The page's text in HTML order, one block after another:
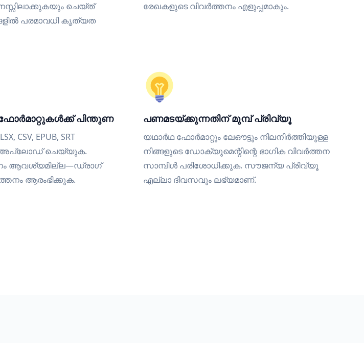
ചെയ്ത്
പരമാവധി കൃത്യത
രേഖകളുടെ വിവർത്തനം എളുപ്പമാകും.
പിന്തുണ
CSV, EPUB, SRT
അപ്‌ലോഡ് ചെയ്യുക.
ആവശ്യമില്ല—ഡ്രാഗ്
ആരംഭിക്കുക.
പണമടയ്ക്കുന്നതിന് മുമ്പ് പ്രിവ്യൂ
യഥാർഥ ഫോർമാറ്റും ലേഔട്ടും നിലനിർത്തിയുള്ള
നിങ്ങളുടെ ഡോക്യുമെന്റിന്റെ ഭാഗിക വിവർത്തന
സാമ്പിൾ പരിശോധിക്കുക. സൗജന്യ പ്രിവ്യൂ
എല്ലാ ദിവസവും ലഭ്യമാണ്.